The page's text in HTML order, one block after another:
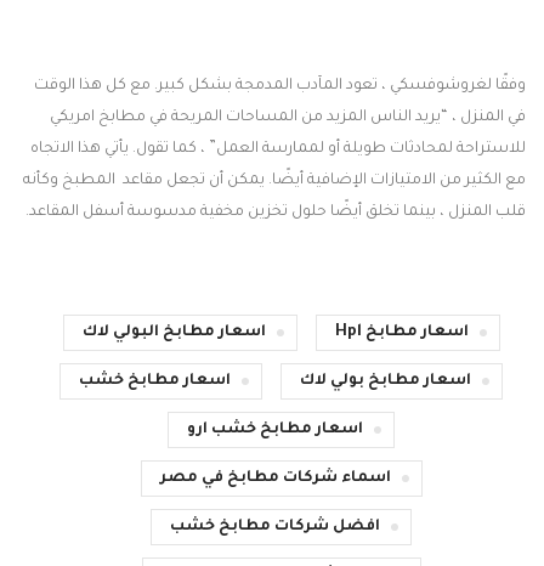
وفقًا لغروشوفسكي ، تعود المآدب المدمجة بشكل كبير. مع كل هذا الوقت
في المنزل ، “يريد الناس المزيد من المساحات المريحة في مطابخ امريكي
للاستراحة لمحادثات طويلة أو لممارسة العمل” ، كما تقول. يأتي هذا الاتجاه
مع الكثير من الامتيازات الإضافية أيضًا. يمكن أن تجعل مقاعد المطبخ وكأنه
قلب المنزل ، بينما تخلق أيضًا حلول تخزين مخفية مدسوسة أسفل المقاعد.
اسعار مطابخ Hpl اسعار مطابخ البولي لاك
اسعار مطابخ بولي لاك اسعار مطابخ خشب
اسعار مطابخ خشب ارو
اسماء شركات مطابخ في مصر
افضل شركات مطابخ خشب